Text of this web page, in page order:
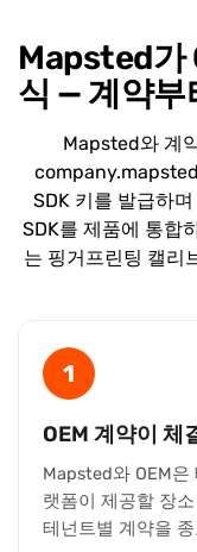
Mapsted가
식 — 계약부
Mapsted와 계
SDK 키를 발급하
SDK를 제품에 통합
는 핑거프린팅 캘리
1
OEM 계약이 체
Mapsted와 OEM은
랫폼이 제공할 장
테넌트별 계약을